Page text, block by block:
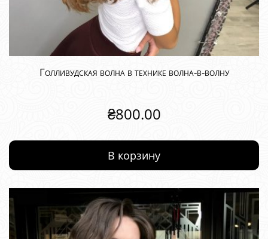
Голливудская волна в технике волна-в-волну
₴800.00
В корзину